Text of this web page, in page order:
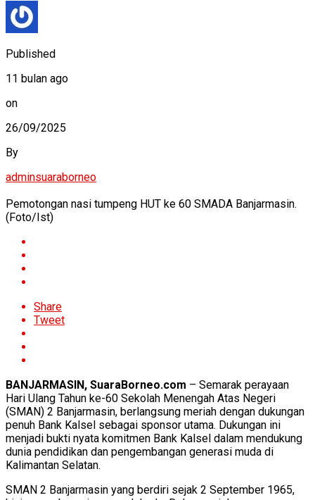
Published
11 bulan ago
on
26/09/2025
By
adminsuaraborneo
Pemotongan nasi tumpeng HUT ke 60 SMADA Banjarmasin.
(Foto/Ist)
Share
Tweet
BANJARMASIN, SuaraBorneo.com – Semarak perayaan
Hari Ulang Tahun ke-60 Sekolah Menengah Atas Negeri
(SMAN) 2 Banjarmasin, berlangsung meriah dengan dukungan
penuh Bank Kalsel sebagai sponsor utama. Dukungan ini
menjadi bukti nyata komitmen Bank Kalsel dalam mendukung
dunia pendidikan dan pengembangan generasi muda di
Kalimantan Selatan.
SMAN 2 Banjarmasin yang berdiri sejak 2 September 1965,